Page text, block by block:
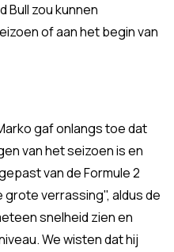
Bull zou kunnen
of aan het begin van
gaf onlangs toe dat
van het seizoen is en
van de Formule 2
grote verrassing", aldus de
snelheid zien en
We wisten dat hij